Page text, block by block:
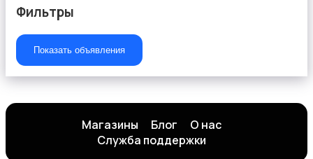
Фильтры
Показать объявления
Магазины Блог
О нас
Служба поддержки